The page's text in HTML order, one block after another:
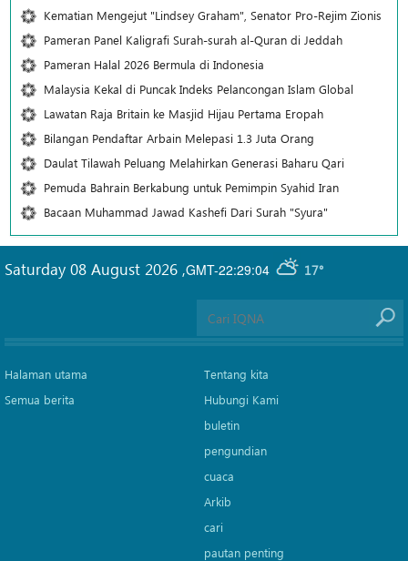
Kematian Mengejut "Lindsey Graham", Senator Pro-Rejim Zionis
Pameran Panel Kaligrafi Surah-surah al-Quran di Jeddah
Pameran Halal 2026 Bermula di Indonesia
Malaysia Kekal di Puncak Indeks Pelancongan Islam Global
Lawatan Raja Britain ke Masjid Hijau Pertama Eropah
Bilangan Pendaftar Arbain Melepasi 1.3 Juta Orang
Daulat Tilawah Peluang Melahirkan Generasi Baharu Qari
Pemuda Bahrain Berkabung untuk Pemimpin Syahid Iran
Bacaan Muhammad Jawad Kashefi Dari Surah "Syura"
GMT-22:29:04 17°
Saturday 08 August 2026 ,
Halaman utama
Semua berita
Tentang kita
Hubungi Kami
buletin
pengundian
cuaca
Arkib
cari
pautan penting